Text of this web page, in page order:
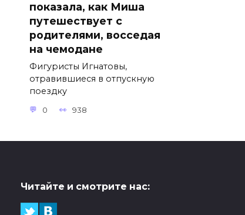
показала, как Миша
путешествует с
родителями, восседая
на чемодане
Фигуристы Игнатовы,
отравившиеся в отпускную
поездку
0 938
Читайте и смотрите нас: